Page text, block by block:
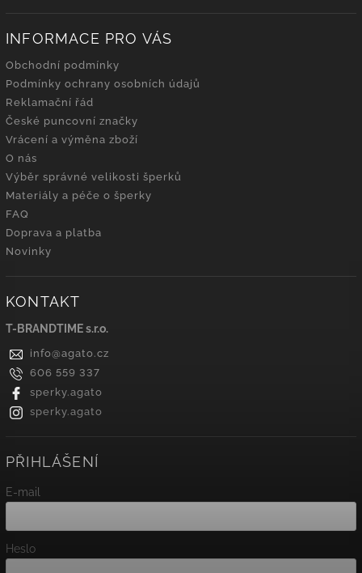
INFORMACE PRO VÁS
Obchodní podmínky
Podmínky ochrany osobních údajů
Reklamační řád
České puncovní značky
Vrácení a výměna zboží
O nás
Výběr správné velikosti šperků
Materiály a péče o šperky
FAQ
Doprava a platba
Novinky
KONTAKT
T-BRANDTIME s.r.o.
info@agato.cz
606 559 337
sperky.agato
sperky.agato
PŘIHLÁŠENÍ
E-mail
Heslo